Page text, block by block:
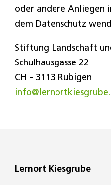
oder andere Anliegen
dem Datenschutz
Stiftung Landschaft
Schulhausgasse 22
CH - 3113 Rubigen
Lernort Kiesgrube